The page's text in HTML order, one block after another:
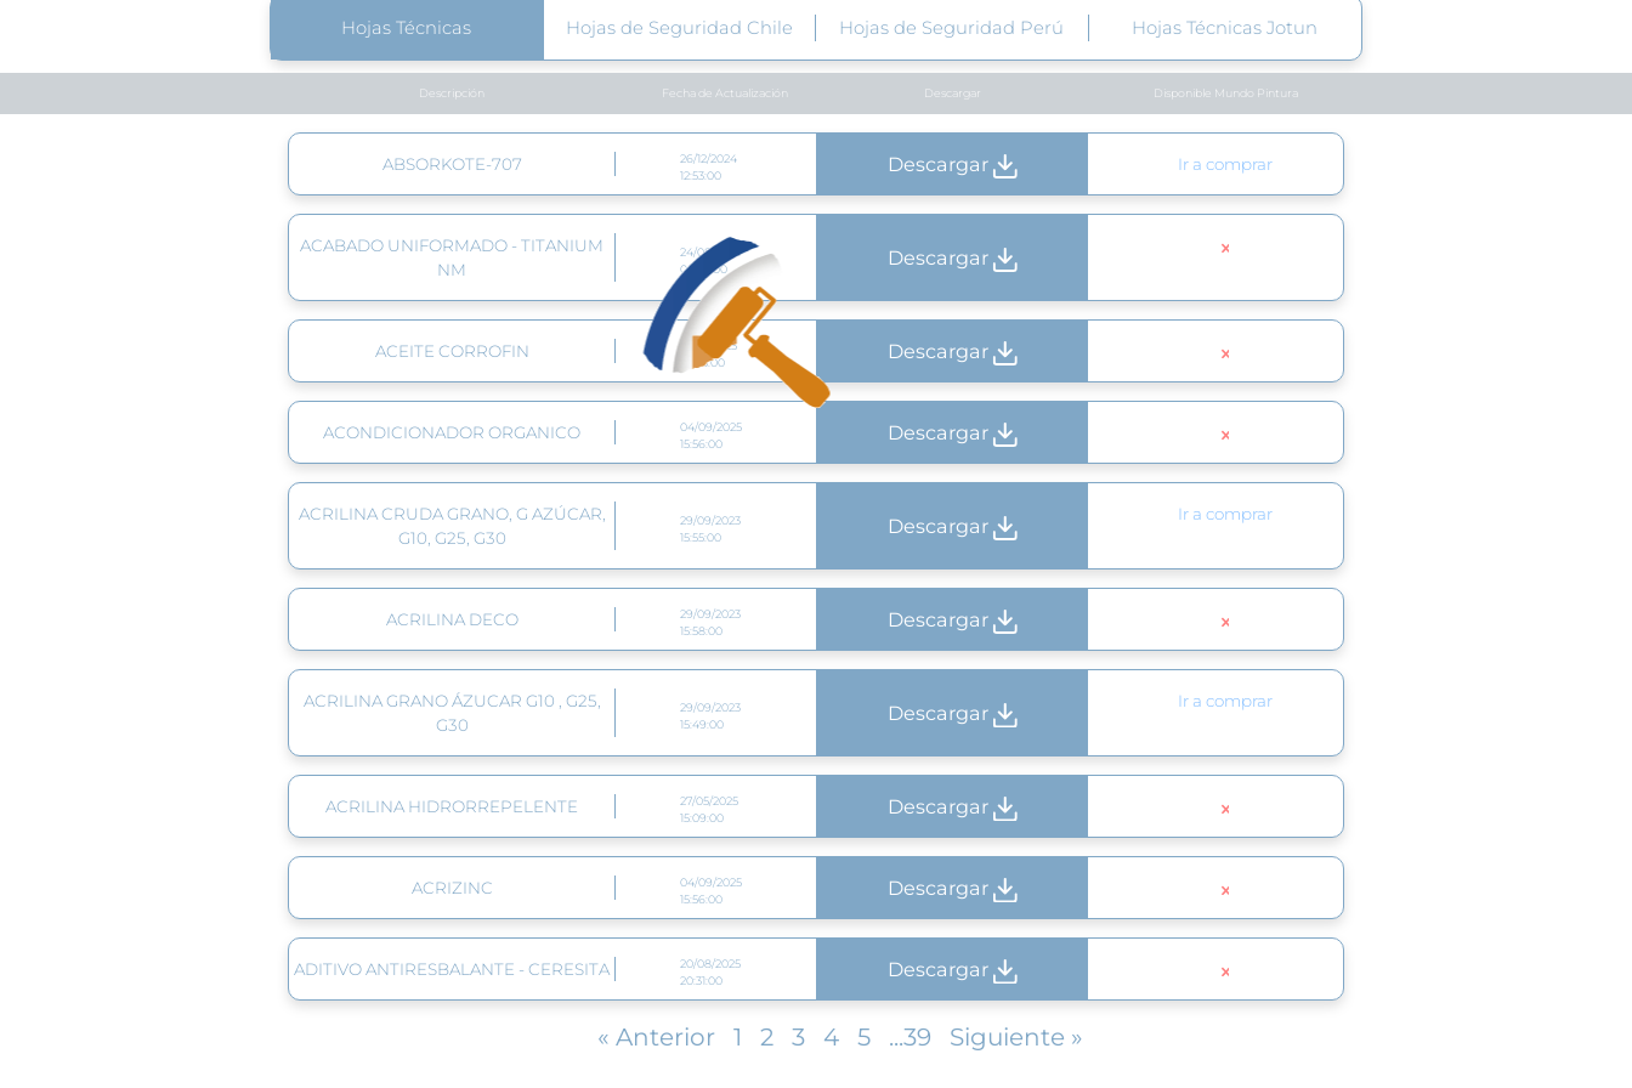
Hojas Técnicas Hojas de Seguridad Chile Hojas de Seguridad Perú Hojas Técnicas Jotun
Descripción Fecha de Actualización Descargar Disponible Mundo Pintura
ABSORKOTE-707
26/12/2024
12:53:00
Descargar Ir a comprar
ACABADO UNIFORMADO - TITANIUM
NM
24/08/2025
00:45:00
Descargar
ACEITE CORROFIN
21/08/2025
20:23:00
Descargar
ACONDICIONADOR ORGANICO
04/09/2025
15:56:00
Descargar
ACRILINA CRUDA GRANO, G AZÚCAR,
G10, G25, G30
29/09/2023
15:55:00
Descargar Ir a comprar
ACRILINA DECO
29/09/2023
15:58:00
Descargar
ACRILINA GRANO ÁZUCAR G10 , G25,
G30
29/09/2023
15:49:00
Descargar Ir a comprar
ACRILINA HIDRORREPELENTE
27/05/2025
15:09:00
Descargar
ACRIZINC
04/09/2025
15:56:00
Descargar
ADITIVO ANTIRESBALANTE - CERESITA
20/08/2025
20:31:00
Descargar
« Anterior 1 2 3 4 5 ...39 Siguiente »